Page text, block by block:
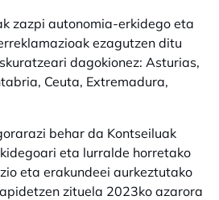
zazpi autonomia-erkidego eta
ezagutzen ditu
dagokionez: Asturias,
Ceuta, Extremadura,
behar da Kontseiluak
eta lurralde horretako
eta erakundeei aurkeztutako
zituela 2023ko azarora